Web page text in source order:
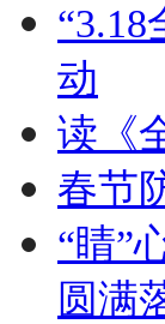
动
读《
春节
“睛”
圆满